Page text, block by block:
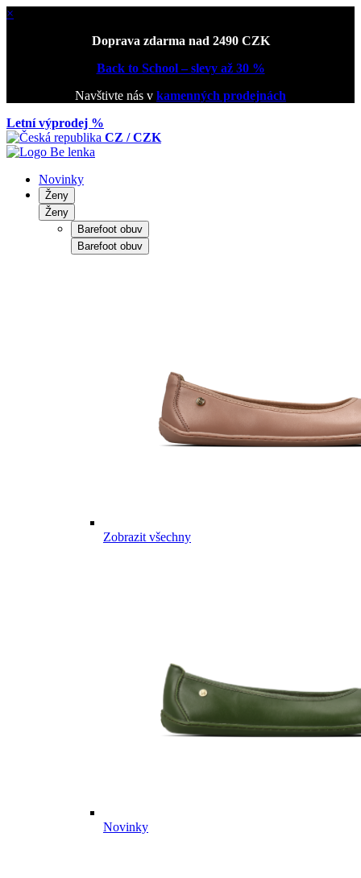
×
Doprava zdarma nad 2490 CZK
Back to School – slevy až 30 %
Navštivte nás v kamenných prodejnách
Letní výprodej %
CZ / CZK
Novinky
Ženy
Ženy
Barefoot obuv
Barefoot obuv
Zobrazit všechny
Novinky